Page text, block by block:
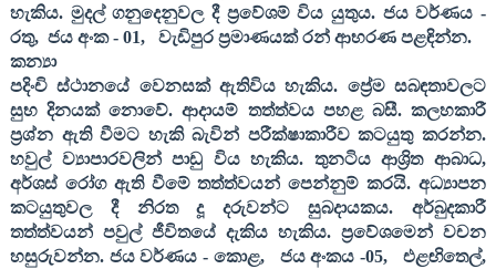
හැකිය. මුදල් ගනුදෙනුවල දී ප්‍රවේශම් විය යුතුය. ජය වර්ණය -
රතු, ජය අංක - 01,
වැඩිපුර ප්‍රමාණයක් රන් ආභරණ පළඳින්න.
කන්‍යා
පදිංචි ස්ථානයේ වෙනසක් ඇතිවිය හැකිය. ප්‍රේම සබඳතාවලට
සුභ දිනයක් නොවේ. ආදායම් තත්ත්වය පහළ බසී. කලහකාරී
ප්‍රශ්න ඇති වීමට හැකි බැවින් පරීක්ෂාකාරීව කටයුතු කරන්න.
හවුල් ව්‍යාපාරවලින් පාඩු විය හැකිය. තුනටිය ආශ්‍රිත ආබාධ,
අර්ශස් රෝග ඇති වීමේ තත්ත්වයන් පෙන්නුම් කරයි. අධ්‍යාපන
කටයුතුවල දී නිරත දූ දරුවන්ට සුබදායකය. අර්බුදකාරී
තත්ත්වයන් පවුල් ජීවිතයේ දැකිය හැකිය. ප්‍රවේශමෙන් වචන
හසුරුවන්න. ජය වර්ණය - කොළ, ජය අංකය -05, එළඟිතෙල්,